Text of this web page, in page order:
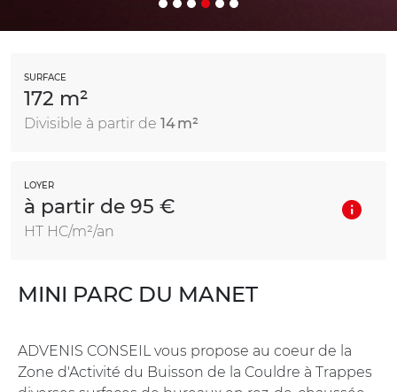
SURFACE
172 m²
Divisible à partir de 14 m²
LOYER
à partir de 95 €
HT HC/m²/an
MINI PARC DU MANET
ADVENIS CONSEIL vous propose au coeur de la
Zone d'Activité du Buisson de la Couldre à Trappes